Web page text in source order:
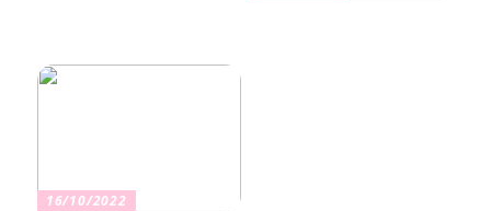
16/10/2022